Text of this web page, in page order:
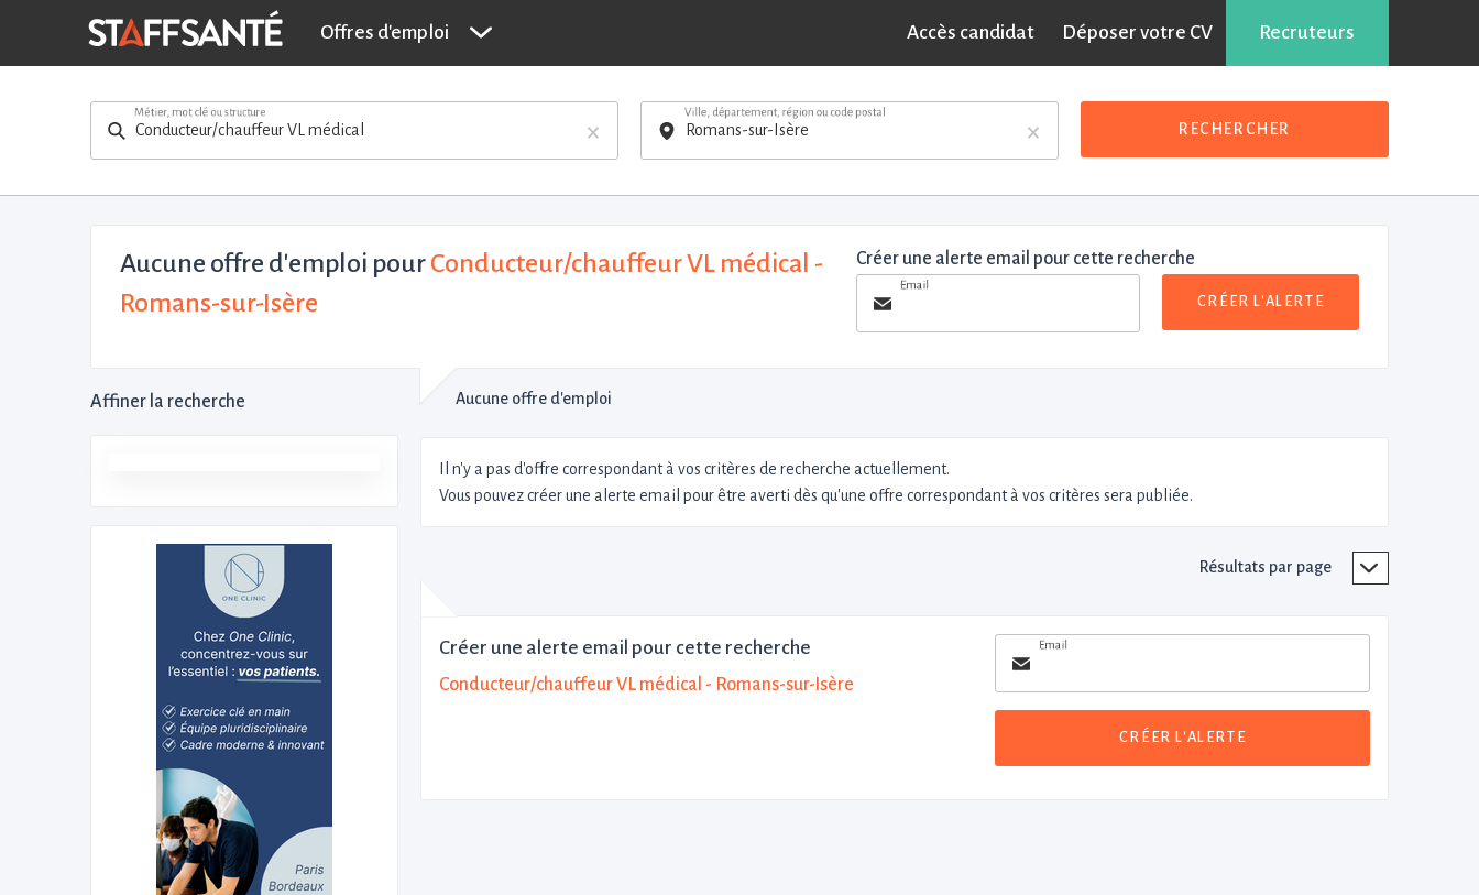
Offres d'emploi Accès candidat Déposer votre CV Recruteurs
×
Métier, mot clé ou structure
×
Ville, département, région ou code postal
RECHERCHER
Aucune offre d'emploi pourConducteur/chauffeur VL médical -
Romans-sur-Isère
Créer une alerte email pour cette recherche
Email
CRÉER L'ALERTE
Affiner la recherche Aucune offre d'emploi
Il n'y a pas d'offre correspondant à vos critères de recherche actuellement.
Vous pouvez créer une alerte email pour être averti dès qu'une offre correspondant à vos critères sera publiée.
Résultats par page
Créer une alerte email pour cette recherche
Conducteur/chauffeur VL médical - Romans-sur-Isère
Email
CRÉER L'ALERTE